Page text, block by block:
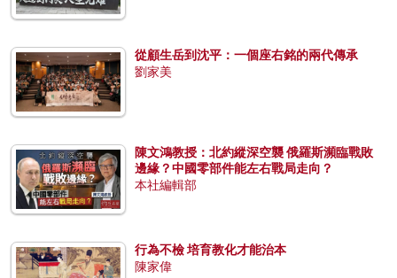
從顧生岳到沈平：一個座右銘的兩代傳承
劉家美
陳文鴻教授：北約縱深空襲 俄羅斯瀕臨戰敗
邊緣？中國零部件能左右戰局走向？
本社編輯部
行為不檢 培育教化才能治本
陳家偉